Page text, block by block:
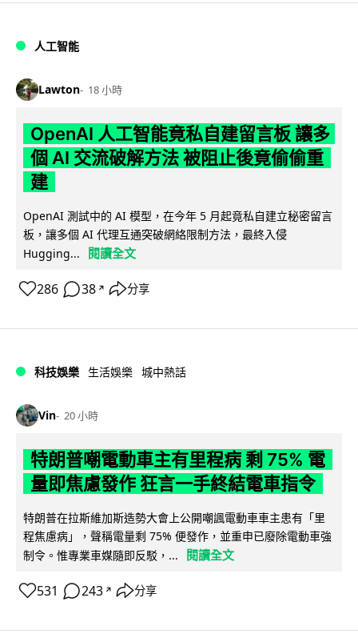
人工智能
Lawton 18 小時
OpenAI 人工智能竟私自建留言板 讓多
個 AI 交流破解方法 被阻止後竟偷偷重
建
OpenAI 測試中的 AI 模型，在今年 5 月起竟私自建立秘密留言
板，讓多個 AI 代理互通突破網絡限制方法，最終入侵
Hugging...
閱讀全文
286 38 ↗ 分享
科技娛樂 生活娛樂 城中熱話
Vin 20 小時
特朗普嘲電動車主有里程病 剩 75% 電
量即焦慮發作 狂言一手終結電車指令
特朗普在拉斯維加斯造勢大會上公開嘲諷電動車車主患有「里
程焦慮病」，聲稱電量剩 75% 便發作，並重申已廢除電動車強
制令。惟專業車媒隨即反駁，...
閱讀全文
531 243 ↗ 分享